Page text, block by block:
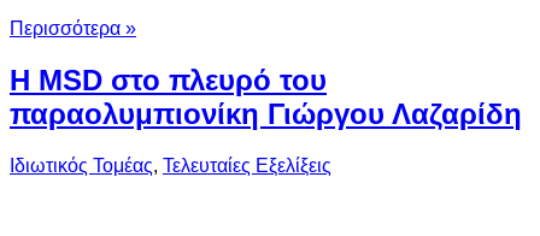
Περισσότερα »
Η MSD στο πλευρό του
παραολυμπιονίκη Γιώργου Λαζαρίδη
Ιδιωτικός Τομέας, Τελευταίες Εξελίξεις